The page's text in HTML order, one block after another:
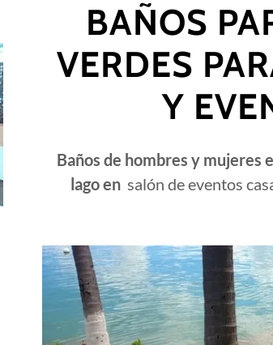
BAÑOS
VERDES
Y
Baños de hombres y mujeres
lago en salón de eventos